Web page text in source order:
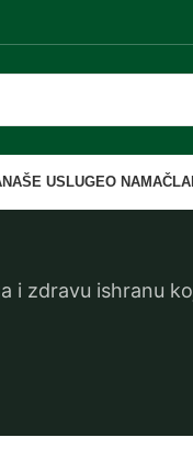
NAŠE USLUGEO NAMA
i zdravu ishranu